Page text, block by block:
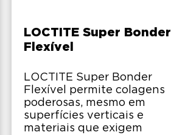
LOCTITE Super Bonder
Flexível
LOCTITE Super Bonder
Flexível permite colagens
poderosas, mesmo em
superfícies verticais e
materiais que exigem